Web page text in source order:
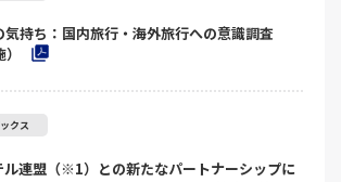
持ち：国内旅行・海外旅行への意識調査
クス
連盟（※1）との新たなパートナーシップに